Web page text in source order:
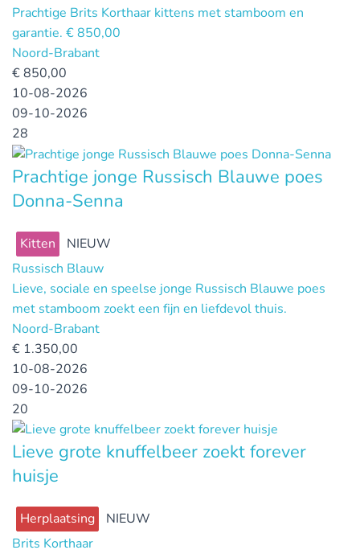
Prachtige Brits Korthaar kittens met stamboom en
garantie. € 850,00
Noord-Brabant
€850,00
10-08-2026
09-10-2026
28
Prachtige jonge Russisch Blauwe poes
Donna-Senna
Kitten
NIEUW
Russisch Blauw
Lieve, sociale en speelse jonge Russisch Blauwe poes
met stamboom zoekt een fijn en liefdevol thuis.
Noord-Brabant
€ 1.350,00
10-08-2026
09-10-2026
20
Lieve grote knuffelbeer zoekt forever
huisje
Herplaatsing
NIEUW
Brits Korthaar